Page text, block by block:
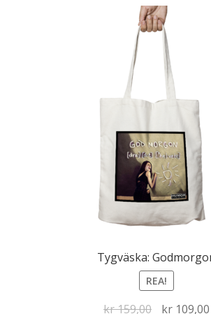
Tygväska:
REA!
kr159,00
Det
kr109,00